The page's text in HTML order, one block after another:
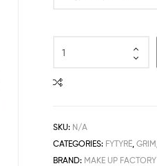
SKU: N/A
CATEGORIES: FYTYRË ,GRIM
BRAND: MAKE UP FACTORY